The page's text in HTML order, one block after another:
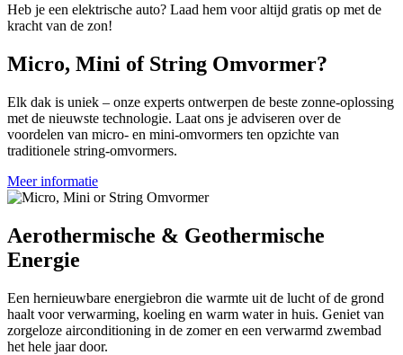
Heb je een elektrische auto? Laad hem voor altijd gratis op met de
kracht van de zon!
Micro, Mini of String Omvormer?
Elk dak is uniek – onze experts ontwerpen de beste zonne-oplossing
met de nieuwste technologie. Laat ons je adviseren over de
voordelen van micro- en mini-omvormers ten opzichte van
traditionele string-omvormers.
Meer informatie
Aerothermische & Geothermische
Energie
Een hernieuwbare energiebron die warmte uit de lucht of de grond
haalt voor verwarming, koeling en warm water in huis. Geniet van
zorgeloze airconditioning in de zomer en een verwarmd zwembad
het hele jaar door.